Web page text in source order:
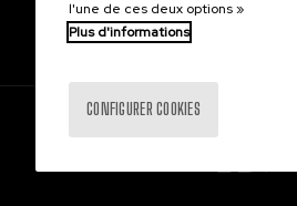
Contactez-nous!
l'une de ces deux options »
Plus d'informations
CONFIGURER COOKIES